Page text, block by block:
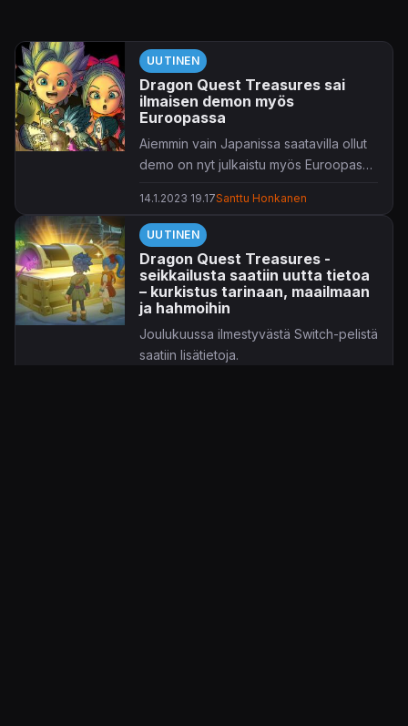
UUTINEN
Dragon Quest Treasures sai
ilmaisen demon myös
Euroopassa
Aiemmin vain Japanissa saatavilla ollut
demo on nyt julkaistu myös Euroopassa
14.1.2023 19.17Santtu Honkanen
UUTINEN
Dragon Quest Treasures -
seikkailusta saatiin uutta tietoa
– kurkistus tarinaan, maailmaan
ja hahmoihin
Joulukuussa ilmestyvästä Switch-pelistä
saatiin lisätietoja.